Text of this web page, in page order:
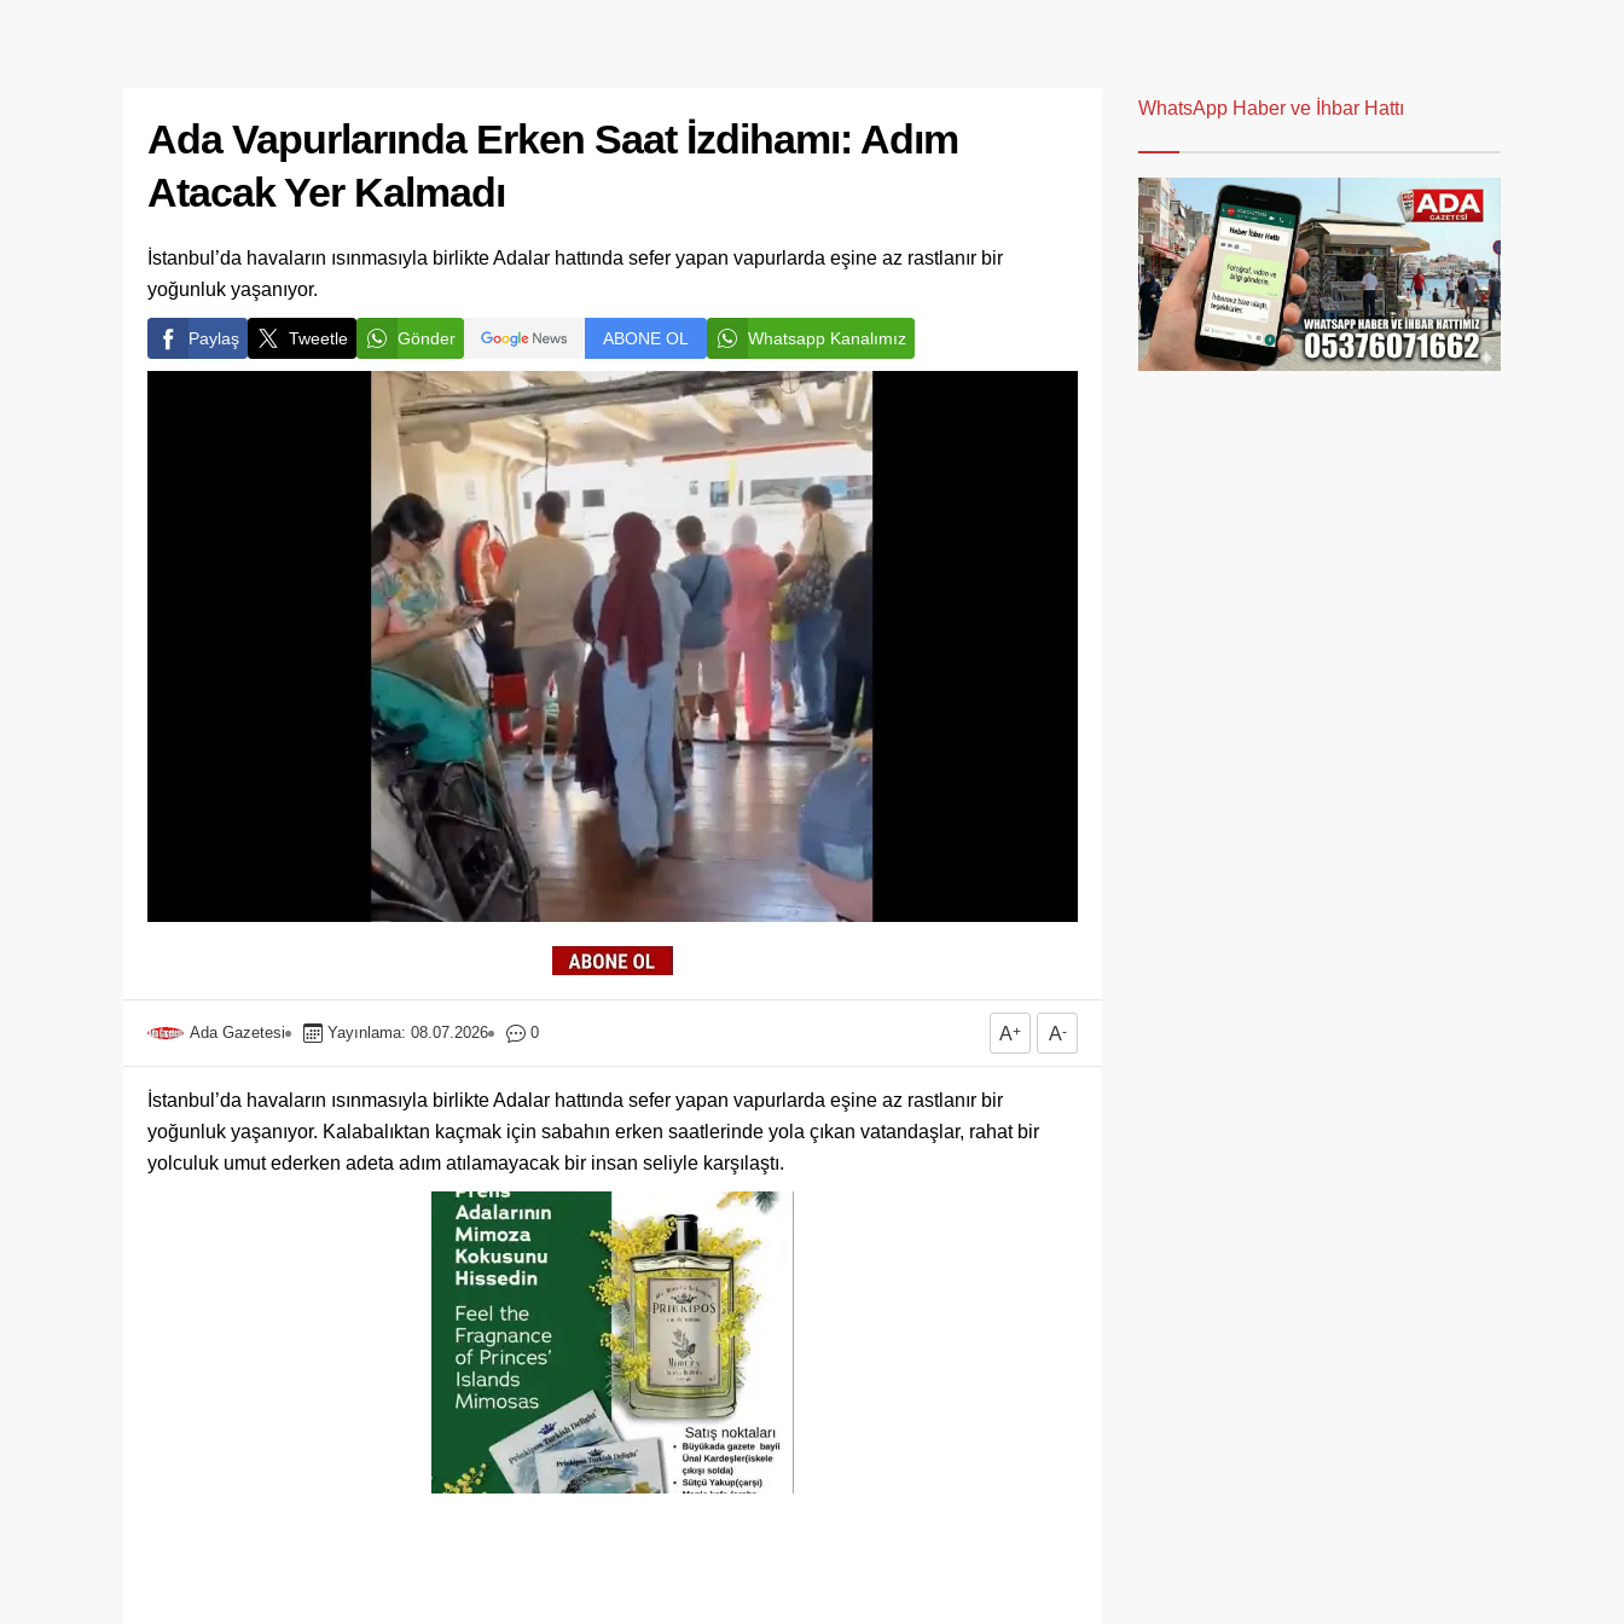
Ada Vapurlarında Erken Saat İzdihamı: Adım
Atacak Yer Kalmadı
​İstanbul’da havaların ısınmasıyla birlikte Adalar hattında sefer yapan vapurlarda eşine az rastlanır bir
yoğunluk yaşanıyor.
Paylaş Tweetle Gönder ABONE OL Whatsapp Kanalımız
Ada Gazetesi Yayınlama: 08.07.2026 0 A+ A-
​İstanbul’da havaların ısınmasıyla birlikte Adalar hattında sefer yapan vapurlarda eşine az rastlanır bir
yoğunluk yaşanıyor. Kalabalıktan kaçmak için sabahın erken saatlerinde yola çıkan vatandaşlar, rahat bir
yolculuk umut ederken adeta adım atılamayacak bir insan seliyle karşılaştı.
WhatsApp Haber ve İhbar Hattı